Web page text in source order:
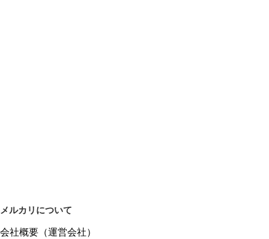
メルカリについて
会社概要（運営会社）